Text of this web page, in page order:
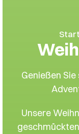
Start
Genießen
Unsere